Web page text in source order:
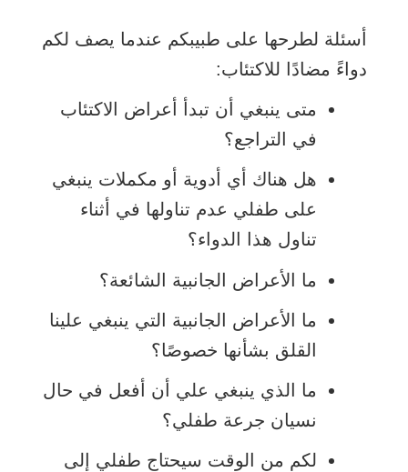
أسئلة لطرحها على طبيبكم عندما يصف لكم
دواءً مضادًا للاكتئاب:
متى ينبغي أن تبدأ أعراض الاكتئاب
في التراجع؟
هل هناك أي أدوية أو مكملات ينبغي
على طفلي عدم تناولها في أثناء
تناول هذا الدواء؟
ما الأعراض الجانبية الشائعة؟
ما الأعراض الجانبية التي ينبغي علينا
القلق بشأنها خصوصًا؟
ما الذي ينبغي علي أن أفعل في حال
نسيان جرعة طفلي؟
لكم من الوقت سيحتاج طفلي إلى